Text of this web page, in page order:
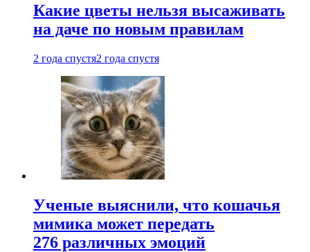
Какие цветы нельзя высаживать
на даче по новым правилам
2 года спустя2 года спустя
Ученые выяснили, что кошачья
мимика может передать
276 различных эмоций